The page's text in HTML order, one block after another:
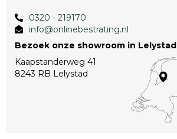
0320 - 219170
info@onlinebestrating.nl
Bezoek onze showroom in Lelystad
Kaapstanderweg 41
8243 RB Lelystad